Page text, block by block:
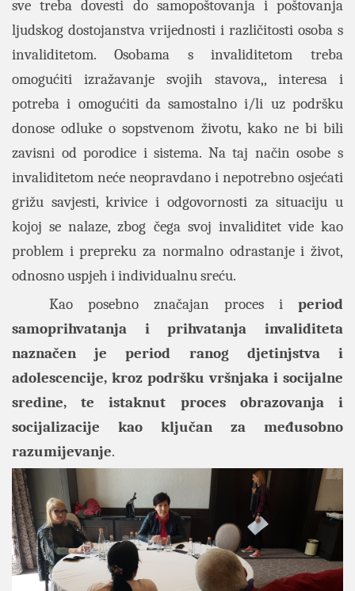
sve treba dovesti do samopoštovanja i poštovanja
ljudskog dostojanstva vrijednosti i različitosti osoba s
invaliditetom. Osobama s invaliditetom treba
omogućiti izražavanje svojih stavova,, interesa i
potreba i omogućiti da samostalno i/li uz podršku
donose odluke o sopstvenom životu, kako ne bi bili
zavisni od porodice i sistema. Na taj način osobe s
invaliditetom neće neopravdano i nepotrebno osjećati
grižu savjesti, krivice i odgovornosti za situaciju u
kojoj se nalaze, zbog čega svoj invaliditet vide kao
problem i prepreku za normalno odrastanje i život,
odnosno uspjeh i individualnu sreću.
Kao posebno značajan proces i period
samoprihvatanja i prihvatanja invaliditeta
naznačen je period ranog djetinjstva i
adolescencije, kroz podršku vršnjaka i socijalne
sredine, te istaknut proces obrazovanja i
socijalizacije kao ključan za međusobno
razumijevanje.